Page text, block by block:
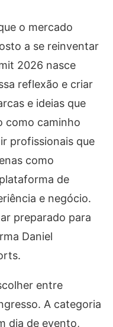
o mercado
a se reinventar
2026 nasce
reflexão e criar
e ideias que
como caminho
profissionais que
como
de
e negócio.
preparado para
Daniel
entre
A categoria
dia de evento,